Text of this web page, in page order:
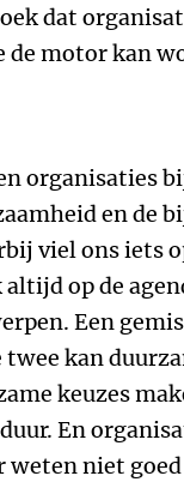
dat
de motor kan
organisaties
en de
viel ons iets
op de
Een
kan
keuzes
En
weten niet